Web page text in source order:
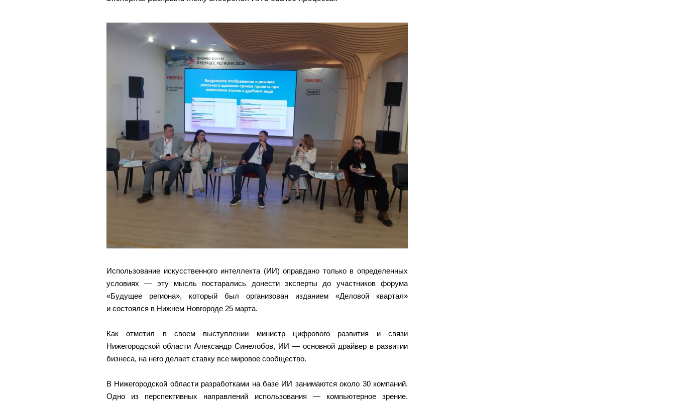
Использование искусственного интеллекта (ИИ) оправдано только в определенных
условиях — эту мысль постарались донести эксперты до участников форума
«Будущее региона», который был организован изданием «Деловой квартал»
и состоялся в Нижнем Новгороде 25 марта.
Как отметил в своем выступлении министр цифрового развития и связи
Нижегородской области Александр Синелобов, ИИ — основной драйвер в развитии
бизнеса, на него делает ставку все мировое сообщество.
В Нижегородской области разработками на базе ИИ занимаются около 30 компаний.
Одно из перспективных направлений использования — компьютерное зрение.